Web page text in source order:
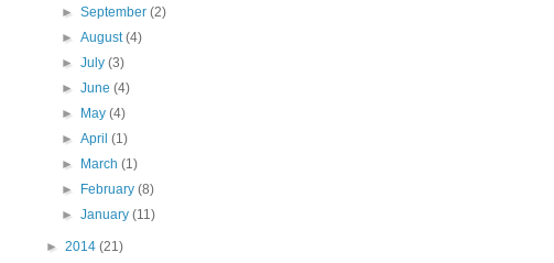
►September(2)
►August(4)
►July(3)
►June(4)
►
May(4)
►April(1)
►
March(1)
►
February(8)
►January(11)
► 2014 (21)